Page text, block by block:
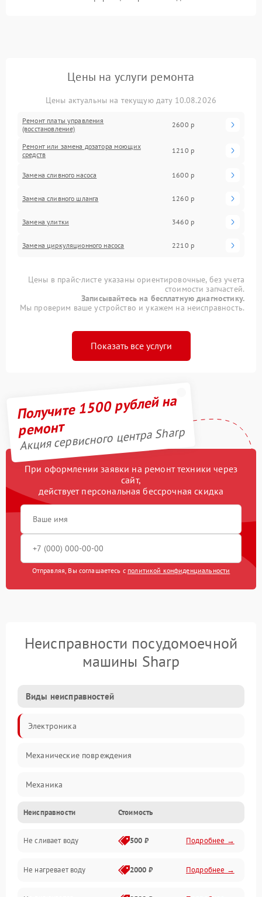
Цены на услуги ремонта
Цены актуальны на текущую дату 10.08.2026
Ремонт платы управления
(восстановление)
2600 р
Ремонт или замена дозатора моющих
средств
1210 р
Замена сливного насоса 1600 р
Замена сливного шланга 1260 р
Замена улитки 3460 р
Замена циркуляционного насоса 2210 р
Цены в прайс-листе указаны ориентировочные, без учета
стоимости запчастей.
Записывайтесь на бесплатную диагностику.
Мы проверим ваше устройство и укажем на неисправность.
Показать все услуги
Получите 1500 рублей на
ремонт
Акция сервисного центра Sharp
При оформлении заявки на ремонт техники через
сайт,
действует персональная бессрочная скидка
Отправляя, Вы соглашаетесь с политикой конфиденциальности
Неисправности посудомоечной
машины Sharp
Виды неисправностей
Электроника
Механические повреждения
Механика
Управление
Электропитание
Датчики
Неисправности Стоимость
Не сливает воду 500 ₽ Подробнее →
Не нагревает воду 2000 ₽ Подробнее →